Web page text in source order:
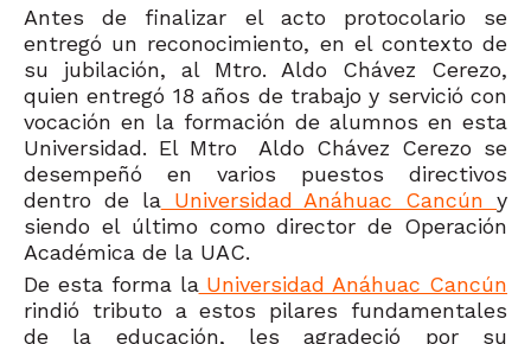
Antes de finalizar el acto protocolario se
entregó un reconocimiento, en el contexto de
su jubilación, al Mtro. Aldo Chávez Cerezo,
quien entregó 18 años de trabajo y servició con
vocación en la formación de alumnos en esta
Universidad. El Mtro Aldo Chávez Cerezo se
desempeñó en varios puestos directivos
dentro de laUniversidad Anáhuac Cancúny
siendo el último como director de Operación
Académica de la UAC.
De esta forma laUniversidad Anáhuac Cancún
rindió tributo a estos pilares fundamentales
de la educación, les agradeció por su